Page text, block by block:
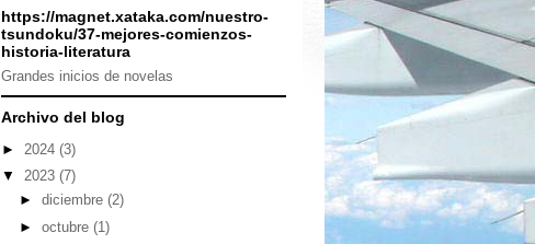
https://magnet.xataka.com/nuestro-
tsundoku/37-mejores-comienzos-
historia-literatura
Grandes inicios de novelas
Archivo del blog
► 2024 (3)
▼ 2023 (7)
► diciembre (2)
► octubre (1)